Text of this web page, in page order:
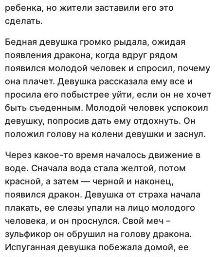
ребенка, но жители заставили его это
сделать.
Бедная девушка громко рыдала, ожидая
появления дракона, когда вдруг рядом
появился молодой человек и спросил, почему
она плачет. Девушка рассказала ему все и
просила его побыстрее уйти, если он не хочет
быть съеденным. Молодой человек успокоил
девушку, попросив дать ему отдохнуть. Он
положил голову на колени девушки и заснул.
Через какое-то время началось движение в
воде. Сначала вода стала желтой, потом
красной, а затем — черной и наконец,
появился дракон. Девушка от страха начала
плакать, ее слезы упали на лицо молодого
человека, и он проснулся. Свой меч –
зульфикор он обрушил на голову дракона.
Испуганная девушка побежала домой, ее